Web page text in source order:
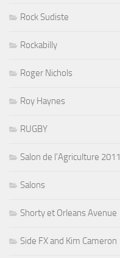
Rock Sudiste
Rockabilly
Roger Nichols
Roy Haynes
RUGBY
Salon de l'Agriculture 2011
Salons
Shorty et Orleans Avenue
Side FX and Kim Cameron